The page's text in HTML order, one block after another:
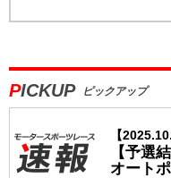
PICKUP ピックアップ
【
【予選
オート